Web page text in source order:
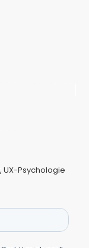
UX-Psychologie